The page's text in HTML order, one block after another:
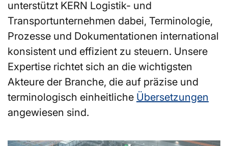
unterstützt KERN Logistik- und
Transportunternehmen dabei, Terminologie,
Prozesse und Dokumentationen international
konsistent und effizient zu steuern. Unsere
Expertise richtet sich an die wichtigsten
Akteure der Branche, die auf präzise und
terminologisch einheitliche Übersetzungen
angewiesen sind.